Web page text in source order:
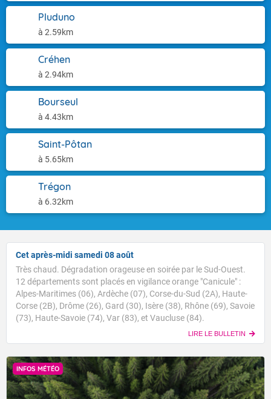
Pluduno
à 2.59km
Créhen
à 2.94km
Bourseul
à 4.43km
Saint-Pôtan
à 5.65km
Trégon
à 6.32km
Cet après-midi samedi 08 août
Très chaud. Dégradation orageuse en soirée par le Sud-Ouest.
12 départements sont placés en vigilance orange "Canicule" :
Alpes-Maritimes (06), Ardèche (07), Corse-du-Sud (2A), Haute-
Corse (2B), Drôme (26), Gard (30), Isère (38), Rhône (69), Savoie
(73), Haute-Savoie (74), Var (83), et Vaucluse (84).
LIRE LE BULLETIN
INFOS MÉTÉO